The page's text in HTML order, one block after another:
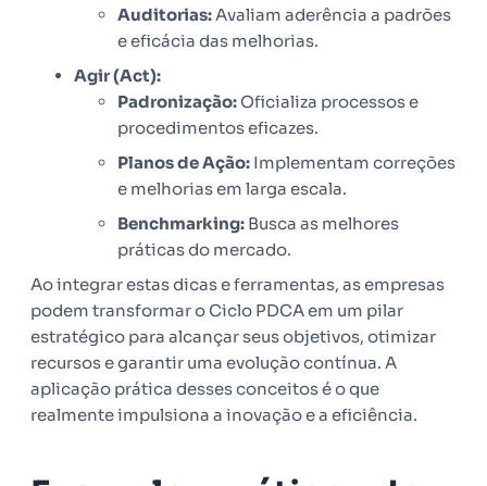
Auditorias:Avaliam aderência a padrões
e eficácia das melhorias.
Agir (Act):
Padronização:Oficializa processos e
procedimentos eficazes.
Planos de Ação: Implementam correções
e melhorias em larga escala.
Benchmarking: Busca as melhores
práticas do mercado.
Ao integrar estas dicas e ferramentas, as empresas
podem transformar o Ciclo PDCA em um pilar
estratégico para alcançar seus objetivos, otimizar
recursos e garantir uma evolução contínua. A
aplicação prática desses conceitos é o que
realmente impulsiona a inovação e a eficiência.